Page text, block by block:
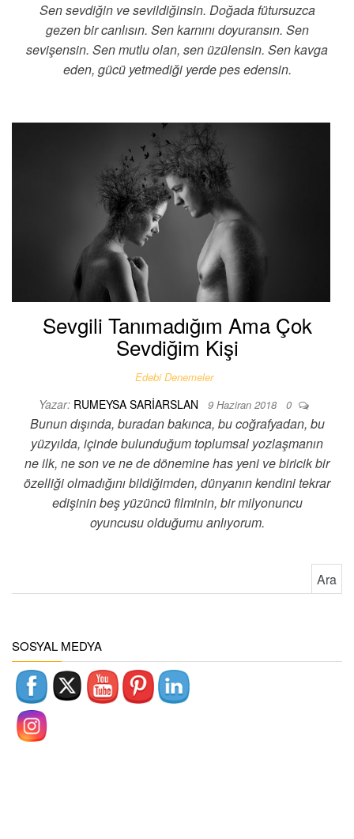
Sen sevdiğin ve sevildiğinsin. Doğada fütursuzca
gezen bir canlısın. Sen karnını doyuransın. Sen
sevişensin. Sen mutlu olan, sen üzülensin. Sen kavga
eden, gücü yetmediği yerde pes edensin.
Sevgili Tanımadığım Ama Çok
Sevdiğim Kişi
Edebi Denemeler
Yazar: RUMEYSA SARIARSLAN 9 Haziran 2018 0
Bunun dışında, buradan bakınca, bu coğrafyadan, bu
yüzyılda, içinde bulunduğum toplumsal yozlaşmanın
ne ilk, ne son ve ne de dönemine has yeni ve biricik bir
özelliği olmadığını bildiğimden, dünyanın kendini tekrar
edişinin beş yüzüncü filminin, bir milyonuncu
oyuncusu olduğumu anlıyorum.
SOSYAL MEDYA